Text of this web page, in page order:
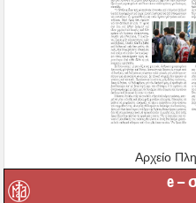
Αρχείο
e –